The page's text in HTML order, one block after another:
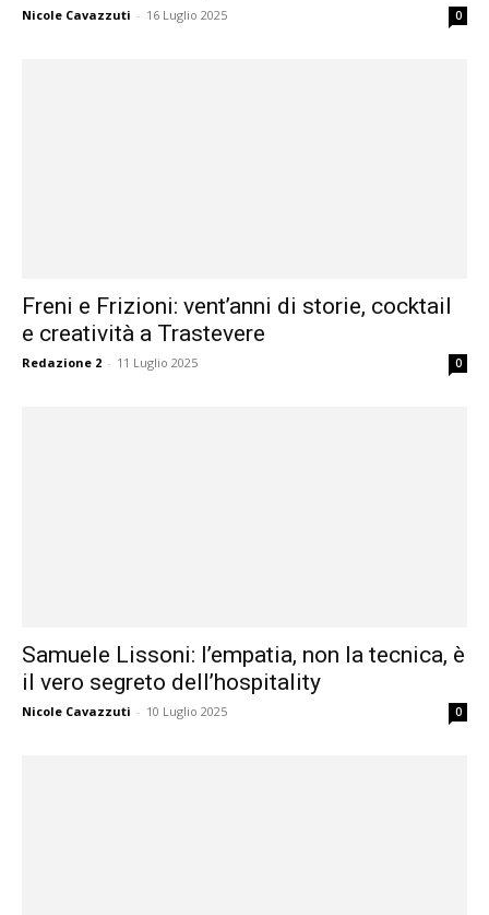
Nicole Cavazzuti - 16 Luglio 2025 0
Freni e Frizioni: vent’anni di storie, cocktail
e creatività a Trastevere
Redazione 2 - 11 Luglio 2025 0
Samuele Lissoni: l’empatia, non la tecnica, è
il vero segreto dell’hospitality
Nicole Cavazzuti - 10 Luglio 2025 0